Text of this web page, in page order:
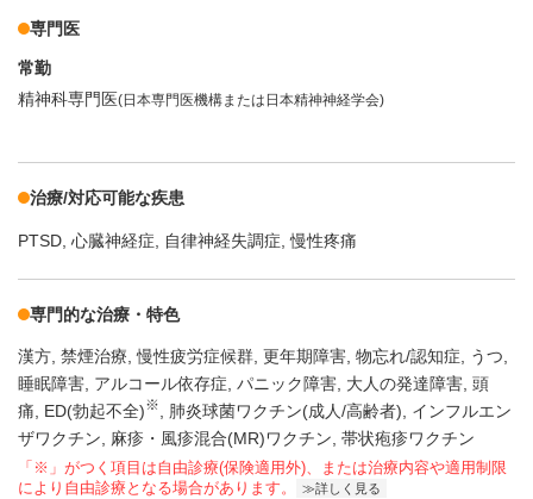
専門医
常勤
精神科専門医(日本専門医機構または日本精神神経学会)
治療/対応可能な疾患
PTSD 心臓神経症 自律神経失調症 慢性疼痛
専門的な治療・特色
漢方 禁煙治療 慢性疲労症候群 更年期障害 物忘れ/認知症
うつ
睡眠障害 アルコール依存症 パニック障害 大人の発達障害 頭
痛
ED(勃起不全)※ 肺炎球菌ワクチン(成人/高齢者)
インフルエン
ザワクチン
麻疹・風疹混合(MR)ワクチン 帯状疱疹ワクチン
「※」がつく項目は自由診療(保険適用外)、または治療内容や適用制限
により自由診療となる場合があります。
詳しく見る